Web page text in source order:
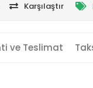
Karşılaştır
ve Teslimat